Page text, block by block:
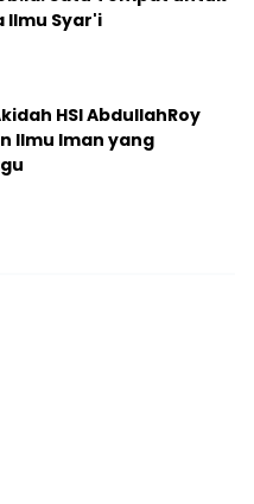
Ilmu Syar'i
HSI AbdullahRoy
Ilmu Iman yang